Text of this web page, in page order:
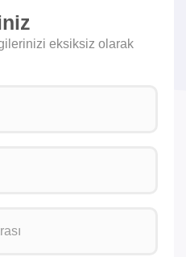
eksiksiz olarak